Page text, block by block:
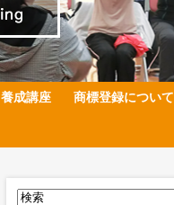
養成講座 商標登録について